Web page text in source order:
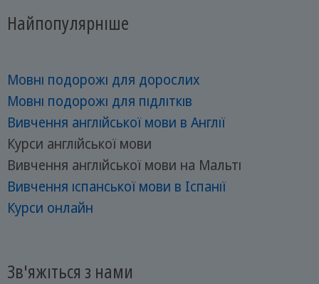
Найпопулярніше
Мовні подорожі для дорослих
Мовні подорожі для підлітків
Вивчення англійської мови в Англії
Курси англійської мови
Вивчення англійської мови на Мальті
Вивчення іспанської мови в Іспанії
Курси онлайн
Зв'яжіться з нами